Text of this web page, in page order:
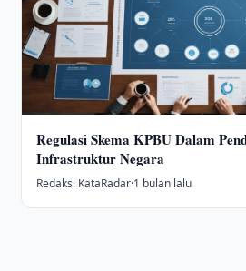
Regulasi Skema KPBU Dalam
Infrastruktur Negara
Redaksi KataRadar·1 bulan lalu